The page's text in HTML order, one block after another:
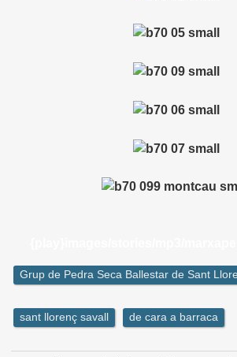
Grup de Pedra Seca Ballestar de Sant
sant llorenç savall de cara a barraca